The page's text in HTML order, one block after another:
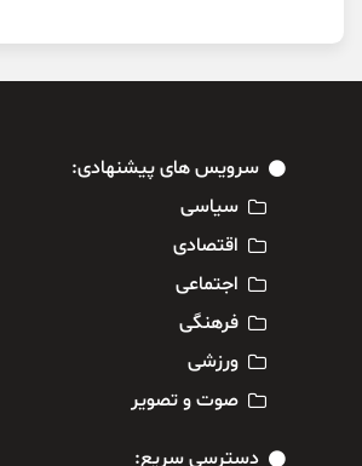
سرویس های پیشنهادی:
سیاسی
اقتصادی
اجتماعی
فرهنگی
ورزشی
صوت و تصویر
دسترسی سریع: